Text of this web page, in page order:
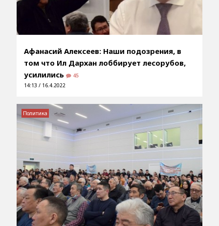
Афанасий Алексеев: Наши подозрения, в
том что Ил Дархан лоббирует лесорубов,
усилились
45
14:13 / 16.4.2022
Политика